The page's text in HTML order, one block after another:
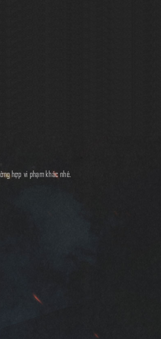
hợp vi phạm khác nhé.